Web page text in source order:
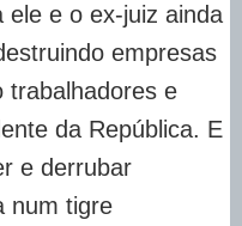
e o ex-juiz ainda
empresas
trabalhadores e
da República. E
e derrubar
num tigre